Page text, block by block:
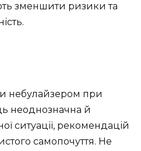
зменшити ризики та
небулайзером при
неоднозначна й
ситуації, рекомендацій
самопочуття. Не